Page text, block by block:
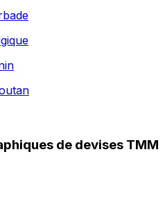
de devises TMM